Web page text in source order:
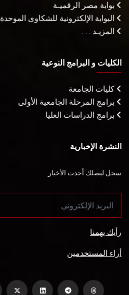
بوابة مصر الرقميـة
البوابة الإلكترونية للشكاوى الموحدة
المزيـد . . .
الكليات و البرامج النوعية
كليات الجامعة
برامج المرحلة الجامعية الأولى
برامج الدراسات العليا
النشرة الإخبارية
سجل ليصلك أحدث الأخبار
رأيك يهمنا
أراء المستخدمين